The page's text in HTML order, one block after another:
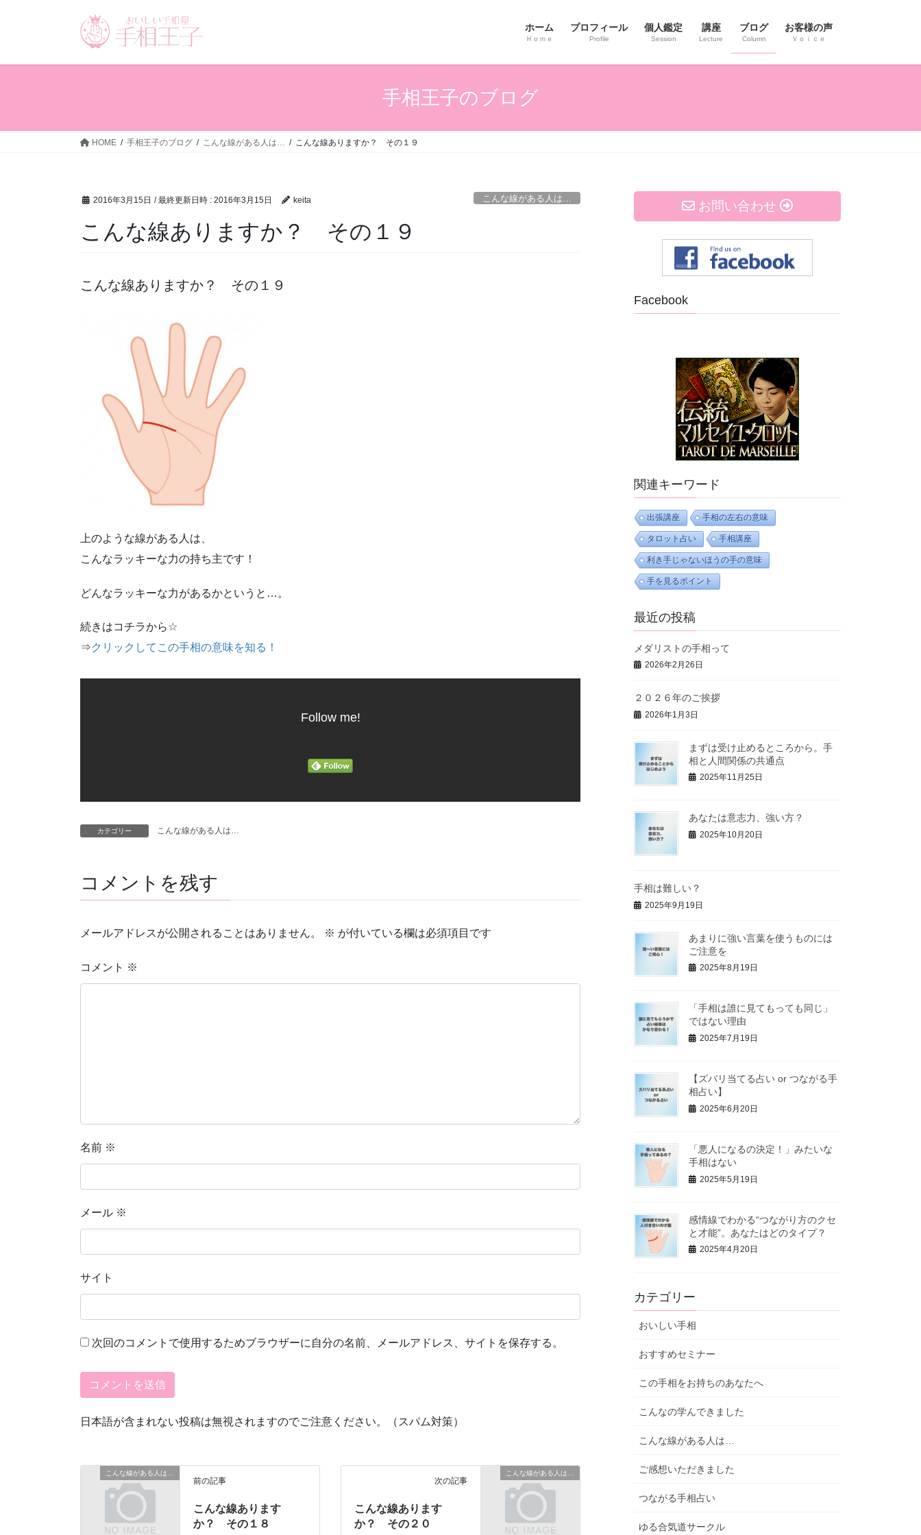
ホーム
Ｈｏｍｅ
プロフィール
Profile
個人鑑定
Session
講座
Lecture
ブログ
Column
お客様の声
Ｖｏｉｃｅ
手相王子のブログ
HOME 手相王子のブログ こんな線がある人は… こんな線ありますか？ その１９
2016年3月15日 / 最終更新日時 : 2016年3月15日 keita こんな線がある人は…
こんな線ありますか？ その１９
こんな線ありますか？ その１９
上のような線がある人は、
こんなラッキーな力の持ち主です！
どんなラッキーな力があるかというと … 。
続きはコチラから☆
⇒クリックしてこの手相の意味を知る！
Follow me!
カテゴリー こんな線がある人は…
コメントを残す
メールアドレスが公開されることはありません。 ※ が付いている欄は必須項目です
コメント ※
名前 ※
メール ※
サイト
次回のコメントで使用するためブラウザーに自分の名前、メールアドレス、サイトを保存する。
日本語が含まれない投稿は無視されますのでご注意ください。（スパム対策）
こんな線がある人は…
前の記事
こんな線あります
か？ その１８
こんな線がある人は…
次の記事
こんな線あります
か？ その２０
お問い合わせ
Facebook
関連キーワード
出張講座 手相の左右の意味
タロット占い 手相講座
利き手じゃないほうの手の意味
手を見るポイント
最近の投稿
メダリストの手相って
2026年2月26日
２０２６年のご挨拶
2026年1月3日
まずは受け止めるところから。手
相と人間関係の共通点
2025年11月25日
あなたは意志力、強い方？
2025年10月20日
手相は難しい？
2025年9月19日
あまりに強い言葉を使うものには
ご注意を
2025年8月19日
「手相は誰に見てもっても同じ」
ではない理由
2025年7月19日
【ズバリ当てる占い or つながる手
相占い】
2025年6月20日
「悪人になるの決定！」みたいな
手相はない
2025年5月19日
感情線でわかる“つながり方のクセ
と才能”。あなたはどのタイプ？
2025年4月20日
カテゴリー
おいしい手相
おすすめセミナー
この手相をお持ちのあなたへ
こんなの学んできました
こんな線がある人は…
ご感想いただきました
つながる手相占い
ゆる合気道サークル